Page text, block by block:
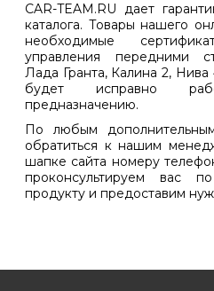
CAR-TEAM.RU дает
каталога. Товары нашего
необходимые
управления передними
Лада Гранта, Калина 2,
будет исправно
предназначению.
По любым
обратиться к нашим
шапке сайта номеру
проконсультируем вас
продукту и предоставим